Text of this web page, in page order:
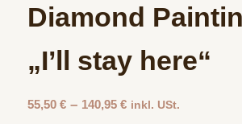
Diamond
„I’ll stay here“
55,50 €– 140,95 € inkl. USt.